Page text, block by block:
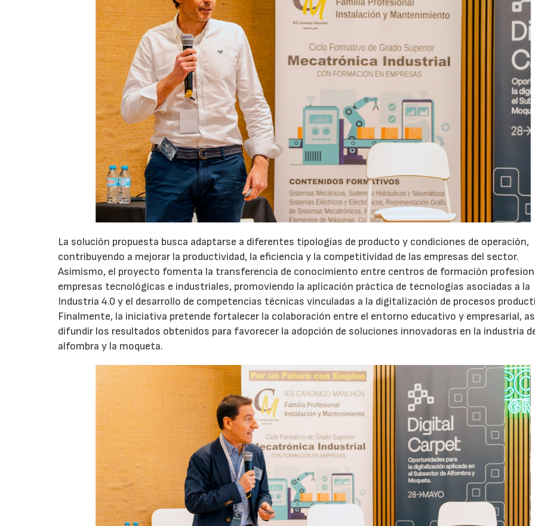
La solución propuesta busca adaptarse a diferentes tipologías de producto y condiciones de operación,
contribuyendo a mejorar la productividad, la eficiencia y la competitividad de las empresas del sector.
Asimismo, el proyecto fomenta la transferencia de conocimiento entre centros de formación
empresas tecnológicas e industriales, promoviendo la aplicación práctica de tecnologías asociadas a la
Industria 4.0 y el desarrollo de competencias técnicas vinculadas a la digitalización de procesos
Finalmente, la iniciativa pretende fortalecer la colaboración entre el entorno educativo y empresarial,
difundir los resultados obtenidos para favorecer la adopción de soluciones innovadoras en la industria
alfombra y la moqueta.